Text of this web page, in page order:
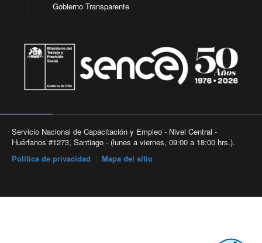
Gobierno Transparente
Servicio Nacional de Capacitación y Empleo - Nivel Central -
Huérfanos #1273, Santiago - (lunes a viernes, 09:00 a 18:00 hrs.).
Política de privacidad
Mapa del sitio